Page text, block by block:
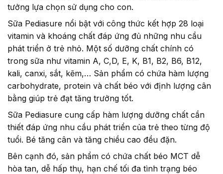
tưởng lựa chọn sử dụng cho con.
Sữa Pediasure nổi bật với công thức kết hợp 28 loại
vitamin và khoáng chất đáp ứng đủ những nhu cầu
phát triển ở trẻ nhỏ. Một số dưỡng chất chính có
trong sữa như vitamin A, C,D, E, K, B1, B2, B6, B12,
kali, canxi, sắt, kẽm,… Sản phẩm có chứa hàm lượng
carbohydrate, protein và chất béo với định lượng cân
bằng giúp trẻ đạt tăng trưởng tốt.
Sữa Pediasure cung cấp hàm lượng dưỡng chất cần
thiết đáp ứng nhu cầu phát triển của trẻ theo từng độ
tuổi. Bé tăng cân và tăng chiều cao đều đặn.
Bên cạnh đó, sản phẩm có chứa chất béo MCT dễ
hòa tan, dễ hấp thụ, hạn chế tối đa tình trạng béo